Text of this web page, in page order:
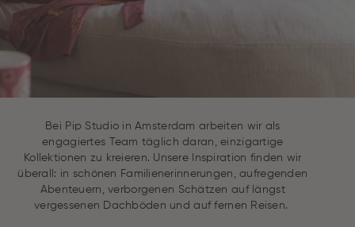
Bei Pip Studio in Amsterdam arbeiten wir als
engagiertes Team täglich daran, einzigartige
Kollektionen zu kreieren. Unsere Inspiration finden wir
überall: in schönen Familienerinnerungen, aufregenden
Abenteuern, verborgenen Schätzen auf längst
vergessenen Dachböden und auf fernen Reisen.